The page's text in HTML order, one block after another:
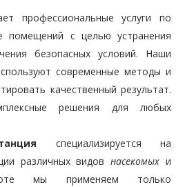
профессиональные услуги по
помещений с целью устранения
безопасных условий. Наши
современные методы и
качественный результат.
решения для любых
специализируется на
различных видовнасекомых и
мы применяем только